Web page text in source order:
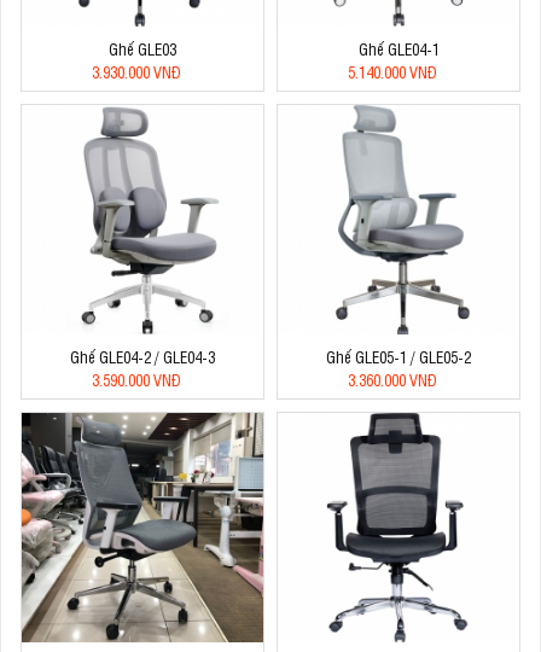
Ghế GLE03
3.930.000 VNĐ
Ghế GLE04-1
5.140.000 VNĐ
Ghế GLE04-2 / GLE04-3
3.590.000 VNĐ
Ghế GLE05-1 / GLE05-2
3.360.000 VNĐ